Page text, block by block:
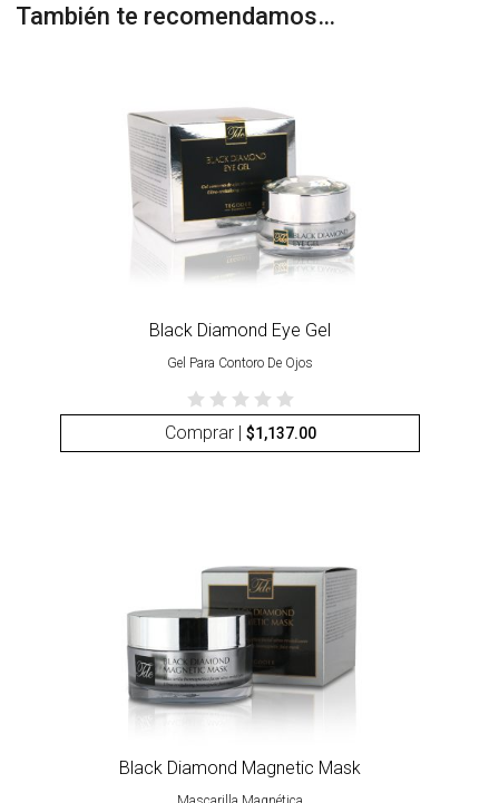
También te recomendamos…
Black Diamond Eye Gel
Gel Para Contoro De Ojos
Comprar | $1,137.00
Black Diamond Magnetic Mask